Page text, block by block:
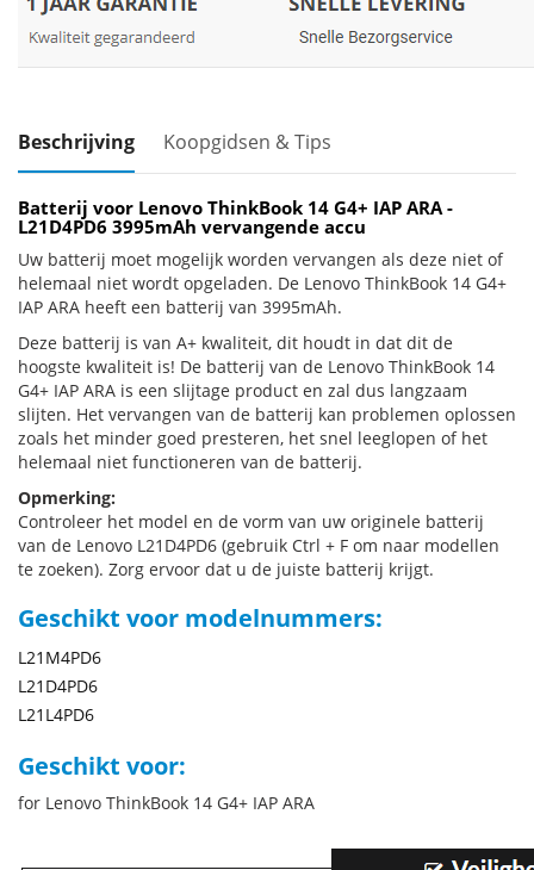
Beschrijving Koopgidsen & Tips
Batterij voor Lenovo ThinkBook 14 G4+ IAP ARA -
L21D4PD6 3995mAh vervangende accu
Uw batterij moet mogelijk worden vervangen als deze niet of
helemaal niet wordt opgeladen. De Lenovo ThinkBook 14 G4+
IAP ARA heeft een batterij van 3995mAh.
Deze batterij is van A+ kwaliteit, dit houdt in dat dit de
hoogste kwaliteit is! De batterij van de Lenovo ThinkBook 14
G4+ IAP ARA is een slijtage product en zal dus langzaam
slijten. Het vervangen van de batterij kan problemen oplossen
zoals het minder goed presteren, het snel leeglopen of het
helemaal niet functioneren van de batterij.
Opmerking:
Controleer het model en de vorm van uw originele batterij
van de Lenovo L21D4PD6 (gebruik Ctrl + F om naar modellen
te zoeken). Zorg ervoor dat u de juiste batterij krijgt.
Geschikt voor modelnummers:
L21M4PD6
L21D4PD6
L21L4PD6
Geschikt voor:
for Lenovo ThinkBook 14 G4+ IAP ARA